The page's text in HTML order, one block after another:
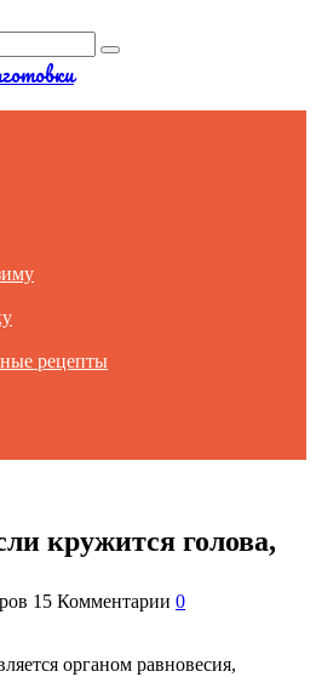
рецепты
кружится голова,
15 Комментарии 0
органом равновесия,